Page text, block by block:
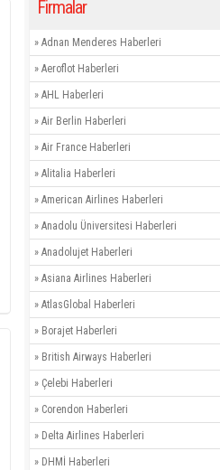
Firmalar
» Adnan Menderes Haberleri
» Aeroflot Haberleri
» AHL Haberleri
» Air Berlin Haberleri
» Air France Haberleri
» Alitalia Haberleri
» American Airlines Haberleri
» Anadolu Üniversitesi Haberleri
» Anadolujet Haberleri
» Asiana Airlines Haberleri
» AtlasGlobal Haberleri
» Borajet Haberleri
» British Airways Haberleri
» Çelebi Haberleri
» Corendon Haberleri
» Delta Airlines Haberleri
» DHMİ Haberleri